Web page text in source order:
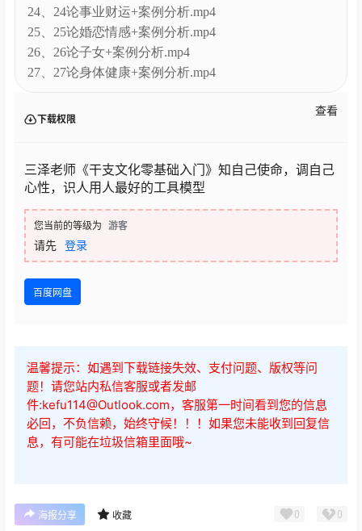
24、24论事业财运+案例分析.mp4
25、25论婚恋情感+案例分析.mp4
26、26论子女+案例分析.mp4
27、27论身体健康+案例分析.mp4
下载权限
查看
三泽老师《干支文化零基础入门》知自己使命，调自己
心性，识人用人最好的工具模型
您当前的等级为 游客
请先 登录
百度网盘
温馨提示：如遇到下载链接失效、支付问题、版权等问
题！请您站内私信客服或者发邮
件:kefu114@Outlook.com，客服第一时间看到您的信息
必回，不负信赖，始终守候！！！如果您未能收到回复信
息，有可能在垃圾信箱里面哦~
海报分享 收藏 0 0